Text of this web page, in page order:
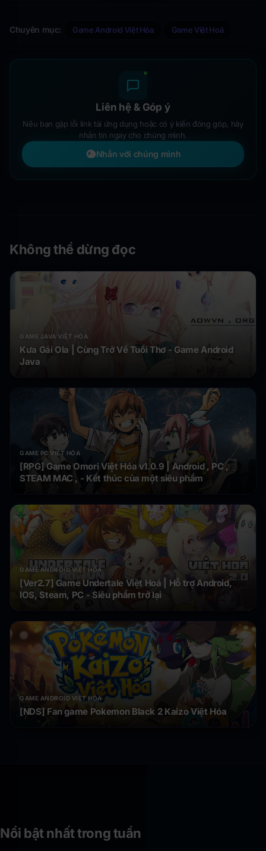
Chuyên mục: Game Android Việt Hóa Game Việt Hoá
Liên hệ & Góp ý
Nếu bạn gặp lỗi link tải ứng dụng hoặc có ý kiến đóng góp, hãy
nhắn tin ngay cho chúng mình.
Nhắn với chúng mình
Không thể dừng đọc
GAME JAVA VIỆT HÓA
Kưa Gái Ola | Cùng Trở Về Tuổi Thơ - Game Android
Java
GAME PC VIỆT HÓA
[RPG] Game Omori Việt Hóa v1.0.9 | Android , PC ,
STEAM MAC , - Kết thúc của một siêu phẩm
GAME ANDROID VIỆT HÓA
[Ver2.7] Game Undertale Việt Hoá | Hỗ trợ Android,
IOS, Steam, PC - Siêu phẩm trở lại
GAME ANDROID VIỆT HÓA
[NDS] Fan game Pokemon Black 2 Kaizo Việt Hóa
Nổi bật nhất trong tuần